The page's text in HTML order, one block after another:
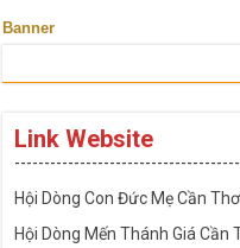
Banner
Link Website
Hội Dòng Con Đức Mẹ Cần Thơ
Hội Dòng Mến Thánh Giá Cần